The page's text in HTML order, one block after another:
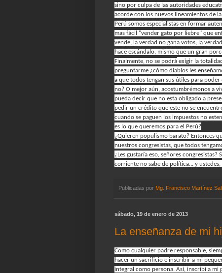
sino por culpa de las autoridades
acorde con los nuevos lineamientos de
Perú somos especialistas en formar
mas fácil "vender gato por liebre" que
vende, la verdad no gana votos, la
hace escándalo, mismo que un gran
Finalmente, no se podrá exigir la
preguntarme ¿cómo diablos les
a que todos tengan sus útiles para
no? O mejor aún, acostumbrémonos a
pueda decir que no esta obligado a
pedir un crédito que este no se
cuando se paguen los impuestos no
es lo que queremos para el Perú?
¿Quieren populismo barato? Entonces
nuestros congresistas, que todos
¿Les gustaría eso, señores
corriente no sabe de política... y
Publicadas por Mg. Francisco Martínez
sábado, 19 de enero de 2013
La enseñanza de mi
Como cualquier padre responsable,
hacer un sacrificio e inscribir a mi
integral como persona. Así, inscribí a mi